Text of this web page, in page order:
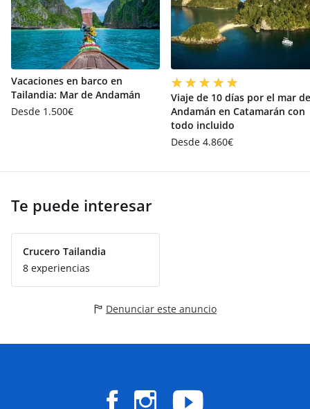
Vacaciones en barco en
Tailandia: Mar de Andamán
Desde 1.500€
Viaje de 10 días por el mar de
Andamán en Catamarán con
todo incluido
Desde 4.860€
Te puede interesar
Crucero Tailandia
8 experiencias
Denunciar este anuncio